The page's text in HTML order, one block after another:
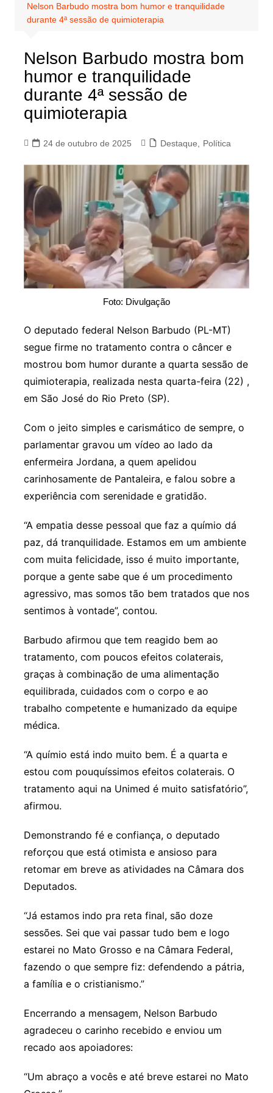
Nelson Barbudo mostra bom humor e tranquilidade
durante 4ª sessão de quimioterapia
Nelson Barbudo mostra bom
humor e tranquilidade
durante 4ª sessão de
quimioterapia
24 de outubro de 2025 Destaque Política
Foto: Divulgação
O deputado federal Nelson Barbudo (PL-MT)
segue firme no tratamento contra o câncer e
mostrou bom humor durante a quarta sessão de
quimioterapia, realizada nesta quarta-feira (22) ,
em São José do Rio Preto (SP).
Com o jeito simples e carismático de sempre, o
parlamentar gravou um vídeo ao lado da
enfermeira Jordana, a quem apelidou
carinhosamente de Pantaleira, e falou sobre a
experiência com serenidade e gratidão.
“A empatia desse pessoal que faz a químio dá
paz, dá tranquilidade. Estamos em um ambiente
com muita felicidade, isso é muito importante,
porque a gente sabe que é um procedimento
agressivo, mas somos tão bem tratados que nos
sentimos à vontade”, contou.
Barbudo afirmou que tem reagido bem ao
tratamento, com poucos efeitos colaterais,
graças à combinação de uma alimentação
equilibrada, cuidados com o corpo e ao
trabalho competente e humanizado da equipe
médica.
“A químio está indo muito bem. É a quarta e
estou com pouquíssimos efeitos colaterais. O
tratamento aqui na Unimed é muito satisfatório”,
afirmou.
Demonstrando fé e confiança, o deputado
reforçou que está otimista e ansioso para
retomar em breve as atividades na Câmara dos
Deputados.
“Já estamos indo pra reta final, são doze
sessões. Sei que vai passar tudo bem e logo
estarei no Mato Grosso e na Câmara Federal,
fazendo o que sempre fiz: defendendo a pátria,
a família e o cristianismo.”
Encerrando a mensagem, Nelson Barbudo
agradeceu o carinho recebido e enviou um
recado aos apoiadores:
“Um abraço a vocês e até breve estarei no Mato